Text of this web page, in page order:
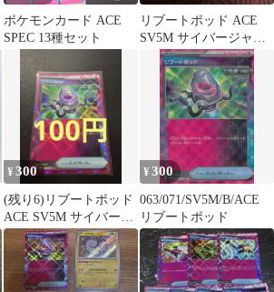
ポケモンカード ACE
SPEC 13種セット
リブートポッド ACE
SV5M サイバージャッ
ジ 063/071
¥300
(残り6)リブートポッド
ACE SV5M サイバージ
ャッジ 063/071
¥300
063/071/SV5M/B/ACE
リブートポッド